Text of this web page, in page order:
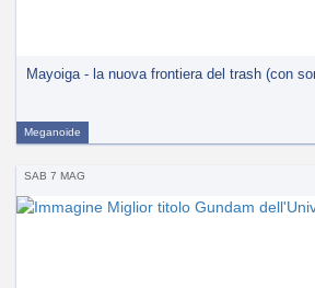
Mayoiga - la nuova frontiera del trash (con
Meganoide
SAB 7 MAG